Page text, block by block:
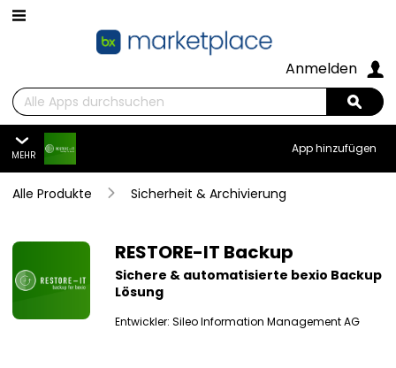
Zum Hauptinhalt wechseln
Suchen
Anmelden
MEHR App hinzufügen
Übersicht
Preise
Bewertungen
RESTORE-IT Backup
Alle Produkte Sicherheit & Archivierung
SummaryRESTORE-IT Backup
Sichere & automatisierte bexio Backup
Lösung
Entwickler: Sileo Information Management AG